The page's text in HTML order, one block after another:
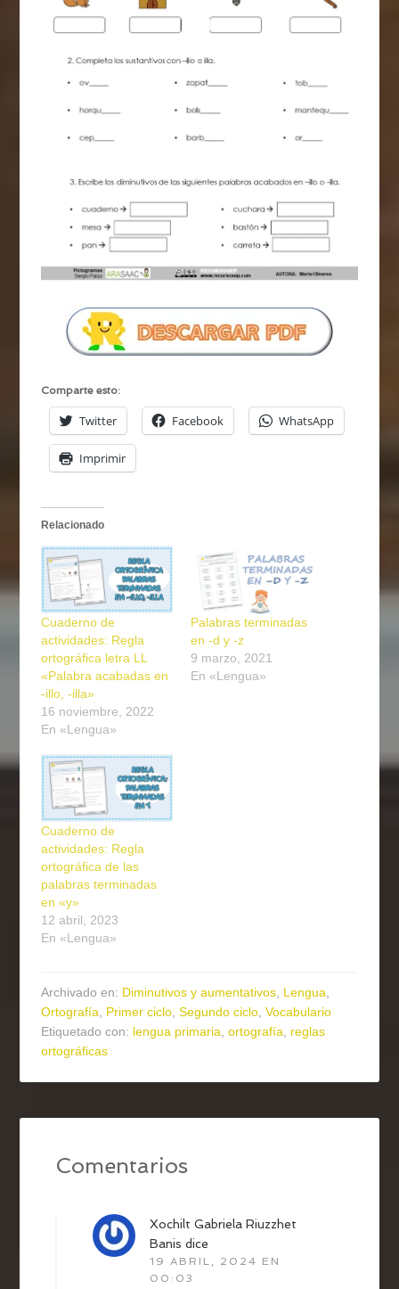
Comparte esto:
Twitter Facebook WhatsApp
Imprimir
Relacionado
Cuaderno de
actividades: Regla
ortográfica letra LL
«Palabra acabadas en
-illo, -illa»
16 noviembre, 2022
En «Lengua»
Palabras terminadas
en -d y -z
9 marzo, 2021
En «Lengua»
Cuaderno de
actividades: Regla
ortográfica de las
palabras terminadas
en «y»
12 abril, 2023
En «Lengua»
Archivado en: Diminutivos y aumentativos, Lengua,
Ortografía, Primer ciclo,Segundo ciclo,Vocabulario
Etiquetado con: lengua primaria,ortografía, reglas
ortográficas
Comentarios
Xochilt Gabriela Riuzzhet
Banis dice
19 ABRIL, 2024 EN
00:03